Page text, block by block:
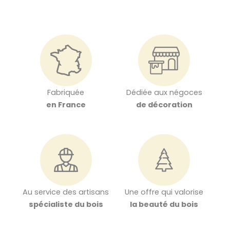
Fabriquée
en France
Au service des artisans
spécialiste du bois
Dédiée aux négoces
de décoration
Une offre qui valorise
la beauté du bois